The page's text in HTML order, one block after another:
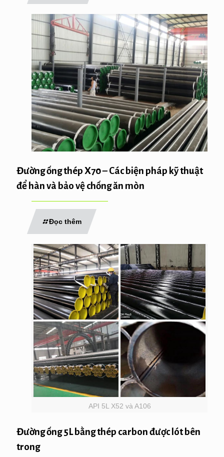
Đường ống thép X70 – Các biện pháp kỹ thuật
để hàn và bảo vệ chống ăn mòn
Đọc thêm
API 5L X52 và A106
Đường ống 5L bằng thép carbon được lót bên
trong